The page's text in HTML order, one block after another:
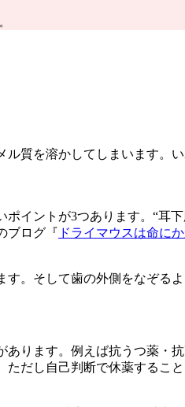
ル質を溶かしてしまいます。
ポイントが3つあります。“
ブログ『 ドライマウスは命に
す。そして歯の外側をなぞる
あります。例えば抗うつ薬
だし自己判断で休薬するこ